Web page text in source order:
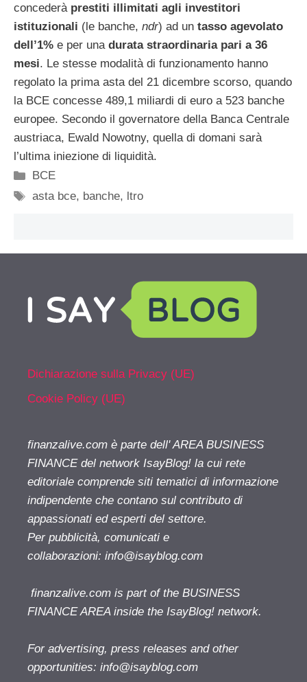
concederà prestiti illimitati agli investitori
istituzionali (le banche, ndr) ad un tasso agevolato
dell’1% e per una durata straordinaria pari a 36
mesi. Le stesse modalità di funzionamento hanno
regolato la prima asta del 21 dicembre scorso, quando
la BCE concesse 489,1 miliardi di euro a 523 banche
europee. Secondo il governatore della Banca Centrale
austriaca, Ewald Nowotny, quella di domani sarà
l’ultima iniezione di liquidità.
Categorie
BCE
Tag
asta bce, banche, ltro
Dichiarazione sulla Privacy (UE)
Cookie Policy (UE)
finanzalive.com è parte dell' AREA BUSINESS
FINANCE del network IsayBlog! la cui rete
editoriale comprende siti tematici di informazione
indipendente che contano sul contributo di
appassionati ed esperti del settore.
Per pubblicità, comunicati e
collaborazioni: info@isayblog.com
finanzalive.com is part of the BUSINESS
FINANCE AREA inside the IsayBlog! network.
For advertising, press releases and other
opportunities: info@isayblog.com